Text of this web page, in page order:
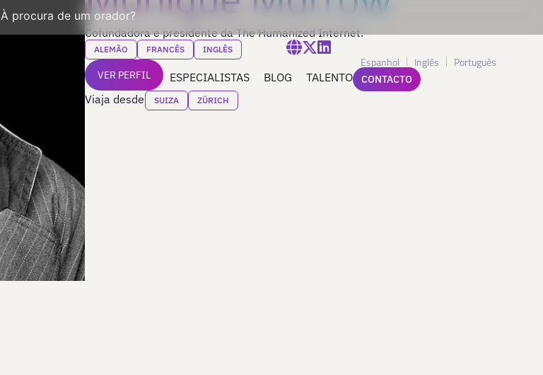
À procura de um orador?
ESPECIALISTAS BLOG TALENTO
Espanhol Inglês Português
CONTACTO
Cofundadora e presidente da The Humanized Internet.
ALEMÃO FRANCÊS INGLÊS
VER PERFIL
Viaja desde SUIZA ZÜRICH